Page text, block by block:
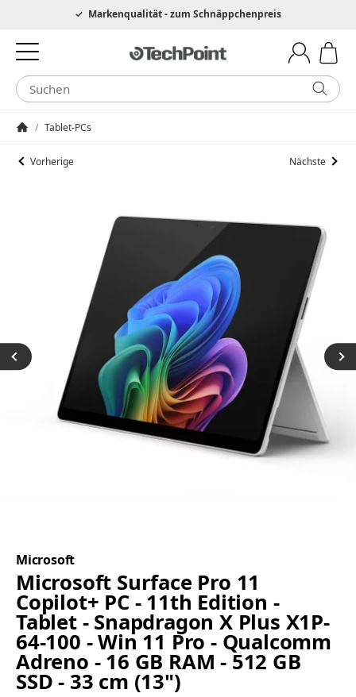
Hotline 0049 6205 3079975Markenqualität - zum Schnäppchenpreis
/ Tablet-PCs
Vorherige Nächste
Microsoft
Microsoft Surface Pro 11
Copilot+ PC - 11th Edition -
Tablet - Snapdragon X Plus X1P-
64-100 - Win 11 Pro - Qualcomm
Adreno - 16 GB RAM - 512 GB
SSD - 33 cm (13")